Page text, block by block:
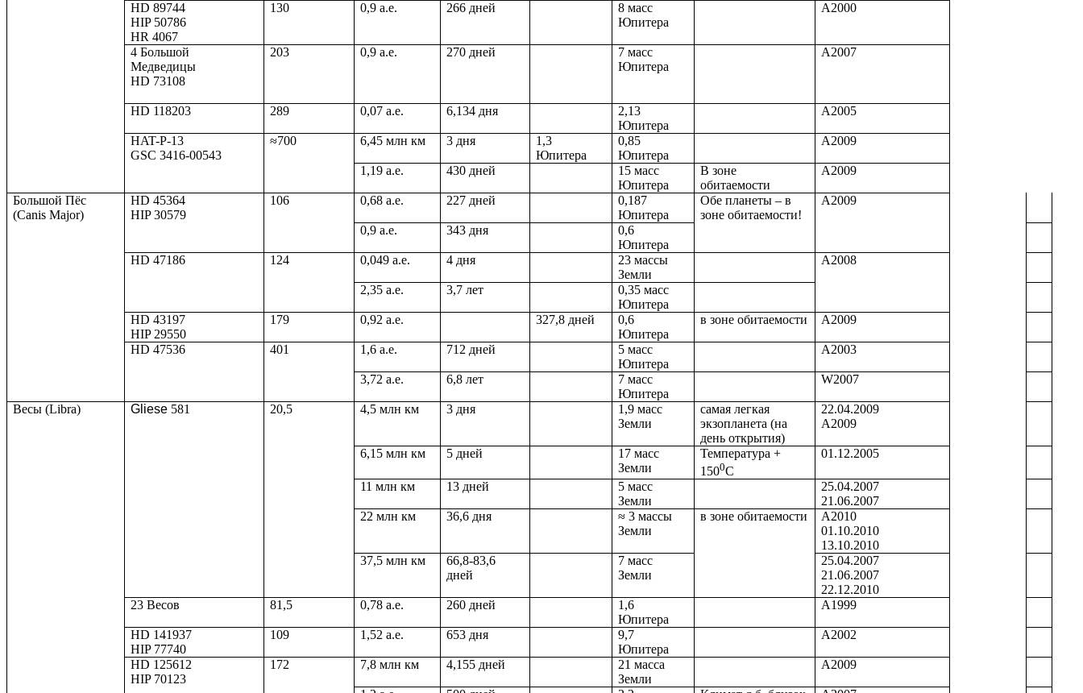
HD 89744
HIP 50786
HR 4067
130 0,9 а.е. 266 дней
8 масс
Юпитера
А2000
4 Большой
Медведицы
HD 73108
203 0,9 а.е. 270 дней
7 масс
Юпитера
А2007
HD 118203 289 0,07 а.е. 6,134 дня
2,13
Юпитера
А2005
HAT-P-13
GSC 3416-00543
≈700 6,45 млн км 3 дня
1,3
Юпитера
0,85
Юпитера
А2009
1,19 а.е. 430 дней
15 масс
Юпитера
В зоне
обитаемости
А2009
Большой Пёс
(Canis Major)
HD 45364
HIP 30579
106 0,68 а.е. 227 дней
0,187
Юпитера
Обе планеты – в
зоне обитаемости!
А2009
0,9 а.е. 343 дня
0,6
Юпитера
HD 47186
124 0,049 а.е. 4 дня
23 массы
Земли
А2008
2,35 а.е. 3,7 лет
0,35 масс
Юпитера
HD 43197
HIP 29550
179 0,92 а.е. 327,8 дней
0,6
Юпитера
в зоне обитаемости А2009
HD 47536 401 1,6 а.е. 712 дней
5 масс
Юпитера
А2003
3,72 а.е. 6,8 лет 7масс
Юпитера
W2007
Весы (Libra) Gliese 581 20,5 4,5 млн км 3 дня
1,9 масс
Земли
самая легкая
экзопланета (на
день открытия)
22.04.2009
А2009
6,15 млн км 5 дней
17 масс
Земли
Температура +
1500С
01.12.2005
11 млн км 13 дней
5 масс
Земли
25.04.2007
21.06.2007
22 млн км
36,6 дня
≈ 3 массы
Земли
в зоне обитаемости
А2010
01.10.2010
13.10.2010
37,5 млн км
66,8-83,6
дней
7 масс
Земли
25.04.2007
21.06.2007
22.12.2010
23 Весов
81,5 0,78 а.е. 260 дней
1,6
Юпитера
А1999
HD 141937
HIP 77740
109 1,52 а.е. 653 дня
9,7
Юпитера
А2002
HD 125612
HIP 70123
172 7,8 млн км 4,155 дней
21 масса
Земли
А2009